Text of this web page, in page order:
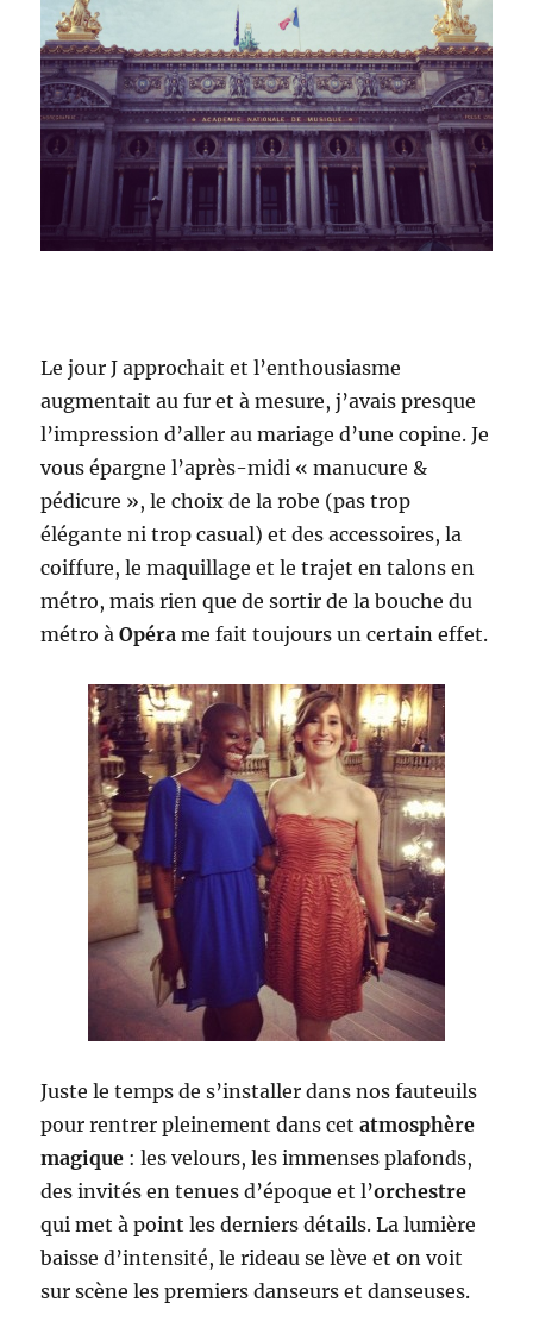
Le jour J approchait et l’enthousiasme
augmentait au fur et à mesure, j’avais presque
l’impression d’aller au mariage d’une copine. Je
vous épargne l’après-midi « manucure &
pédicure », le choix de la robe (pas trop
élégante ni trop casual) et des accessoires, la
coiffure, le maquillage et le trajet en talons en
métro, mais rien que de sortir de la bouche du
métro àOpérame fait toujours un certain effet.
Juste le temps de s’installer dans nos fauteuils
pour rentrer pleinement dans cetatmosphère
magique : les velours, les immenses plafonds,
des invités en tenues d’époque et l’orchestre
qui met à point les derniers détails. La lumière
baisse d’intensité, le rideau se lève et on voit
sur scène les premiers danseurs et danseuses.